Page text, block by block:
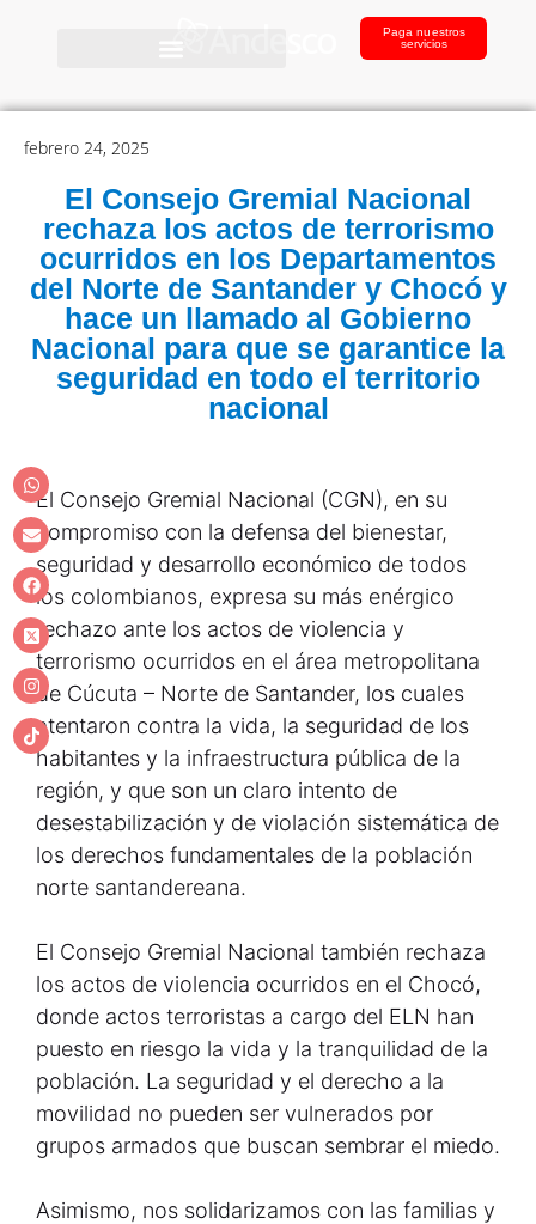
Paga nuestros
servicios
febrero 24, 2025
El Consejo Gremial Nacional
rechaza los actos de terrorismo
ocurridos en los Departamentos
del Norte de Santander y Chocó y
hace un llamado al Gobierno
Nacional para que se garantice la
seguridad en todo el territorio
nacional
El Consejo Gremial Nacional (CGN), en su
compromiso con la defensa del bienestar,
seguridad y desarrollo económico de todos
los colombianos, expresa su más enérgico
rechazo ante los actos de violencia y
terrorismo ocurridos en el área metropolitana
de Cúcuta – Norte de Santander, los cuales
atentaron contra la vida, la seguridad de los
habitantes y la infraestructura pública de la
región, y que son un claro intento de
desestabilización y de violación sistemática de
los derechos fundamentales de la población
norte santandereana.
El Consejo Gremial Nacional también rechaza
los actos de violencia ocurridos en el Chocó,
donde actos terroristas a cargo del ELN han
puesto en riesgo la vida y la tranquilidad de la
población. La seguridad y el derecho a la
movilidad no pueden ser vulnerados por
grupos armados que buscan sembrar el miedo.
Asimismo, nos solidarizamos con las familias y